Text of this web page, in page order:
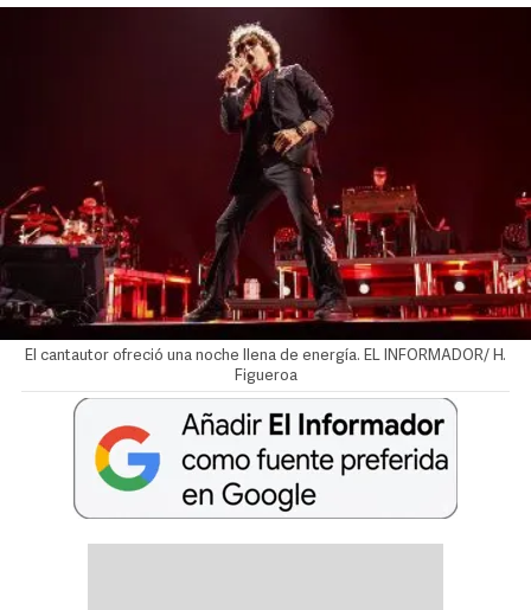
El cantautor ofreció una noche llena de energía. EL INFORMADOR/ H.
Figueroa